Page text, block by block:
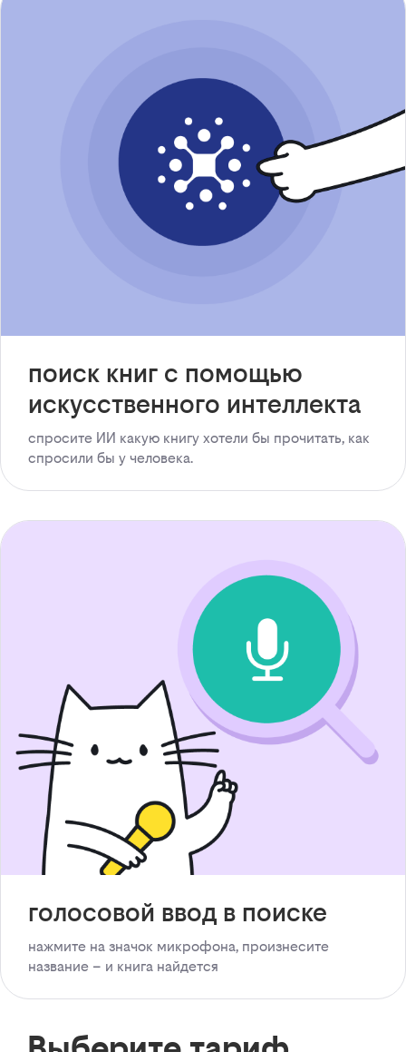
поиск книг с помощью
искусственного интеллекта
спросите ИИ какую книгу хотели бы прочитать, как
спросили бы у человека.
голосовой ввод в поиске
нажмите на значок микрофона, произнесите
название – и книга найдется